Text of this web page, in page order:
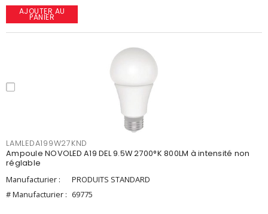
AJOUTER AU
PANIER
LAMLEDA199W27KND
Ampoule NOVOLED A19 DEL 9.5W 2700°K 800LM à intensité non
réglable
Manufacturier :
PRODUITS STANDARD
# Manufacturier : 69775